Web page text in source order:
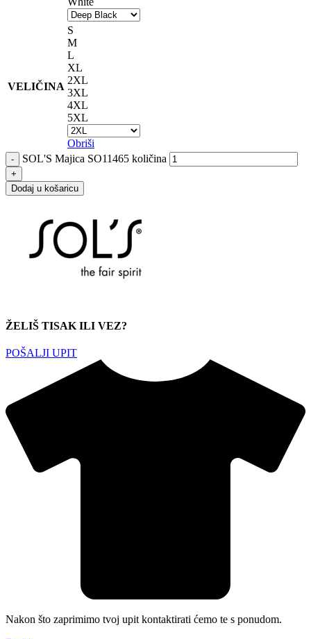
VELIČINA
S
M
L
XL
2XL
3XL
4XL
5XL
Obriši
SOL'S Majica SO11465 količina
Dodaj u košaricu
ŽELIŠ TISAK ILI VEZ?
POŠALJI UPIT
Nakon što zaprimimo tvoj upit kontaktirati ćemo te s ponudom.